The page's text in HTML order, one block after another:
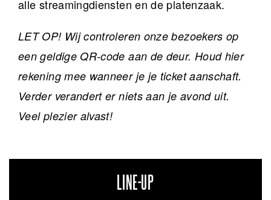
alle streamingdiensten en de platenzaak.
LET OP! Wij controleren onze bezoekers op
een geldige QR-code aan de deur. Houd hier
rekening mee wanneer je je ticket aanschaft.
Verder verandert er niets aan je avond uit.
Veel plezier alvast!
LINE-UP